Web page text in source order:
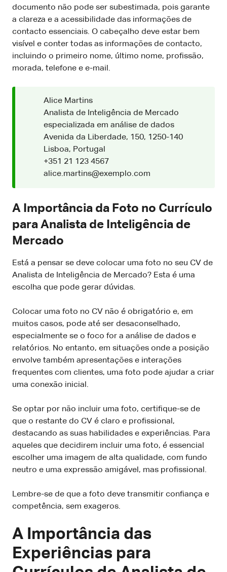
documento não pode ser subestimada, pois garante
a clareza e a acessibilidade das informações de
contacto essenciais. O cabeçalho deve estar bem
visível e conter todas as informações de contacto,
incluindo o primeiro nome, último nome, profissão,
morada, telefone e e-mail.
Alice Martins
Analista de Inteligência de Mercado
especializada em análise de dados
Avenida da Liberdade, 150, 1250-140
Lisboa, Portugal
+351 21 123 4567
alice.martins@exemplo.com
A Importância da Foto no Currículo
para Analista de Inteligência de
Mercado
Está a pensar se deve colocar uma foto no seu CV de
Analista de Inteligência de Mercado? Esta é uma
escolha que pode gerar dúvidas.
Colocar uma foto no CV não é obrigatório e, em
muitos casos, pode até ser desaconselhado,
especialmente se o foco for a análise de dados e
relatórios. No entanto, em situações onde a posição
envolve também apresentações e interações
frequentes com clientes, uma foto pode ajudar a criar
uma conexão inicial.
Se optar por não incluir uma foto, certifique-se de
que o restante do CV é claro e profissional,
destacando as suas habilidades e experiências. Para
aqueles que decidirem incluir uma foto, é essencial
escolher uma imagem de alta qualidade, com fundo
neutro e uma expressão amigável, mas profissional.
Lembre-se de que a foto deve transmitir confiança e
competência, sem exageros.
A Importância das
Experiências para